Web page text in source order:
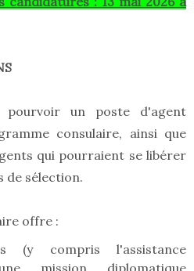
pourvoir un poste d'agent
consulaire, ainsi que
qui pourraient se libérer
de sélection.
offre :
(y compris l'assistance